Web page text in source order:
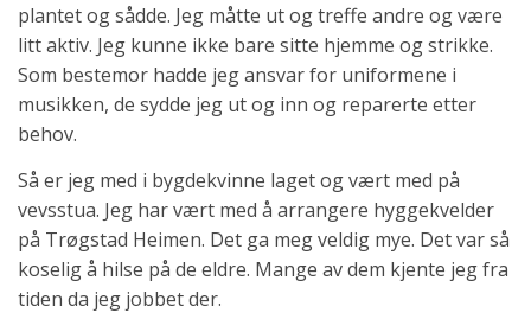
plantet og sådde. Jeg måtte ut og treffe andre og være
litt aktiv. Jeg kunne ikke bare sitte hjemme og strikke.
Som bestemor hadde jeg ansvar for uniformene i
musikken, de sydde jeg ut og inn og reparerte etter
behov.
Så er jeg med i bygdekvinne laget og vært med på
vevsstua. Jeg har vært med å arrangere hyggekvelder
på Trøgstad Heimen. Det ga meg veldig mye. Det var så
koselig å hilse på de eldre. Mange av dem kjente jeg fra
tiden da jeg jobbet der.